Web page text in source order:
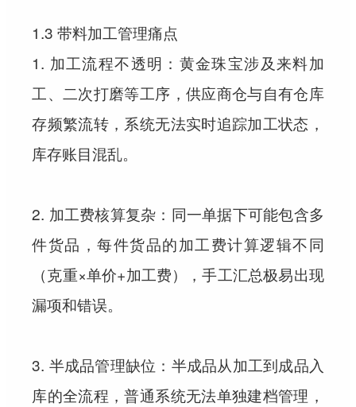
1.3 带料加工管理痛点
1. 加工流程不透明：黄金珠宝涉及来料加
工、二次打磨等工序，供应商仓与自有仓库
存频繁流转，系统无法实时追踪加工状态，
库存账目混乱。
2. 加工费核算复杂：同一单据下可能包含多
件货品，每件货品的加工费计算逻辑不同
（克重×单价+加工费），手工汇总极易出现
漏项和错误。
3. 半成品管理缺位：半成品从加工到成品入
库的全流程，普通系统无法单独建档管理，